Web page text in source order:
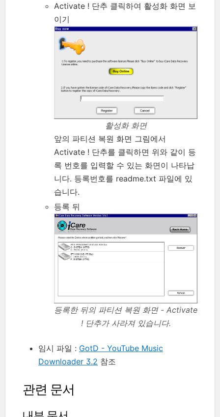
Activate ! 단추 클릭하여 활성화 화면 보
이기
활성화 화면
앞의 파티션 복원 화면 그림에서
Activate ! 단추를 클릭하면 위와 같이 등
록 번호를 입력할 수 있는 화면이 나타납
니다. 등록번호를 readme.txt 파일에 있
습니다.
등록 뒤
등록한 뒤의 파티션 복원 화면 - Activate
! 단추가 사라져 있습니다.
임시 파일 : GotD - YouTube Music
Downloader 3.2 참조
관련 문서